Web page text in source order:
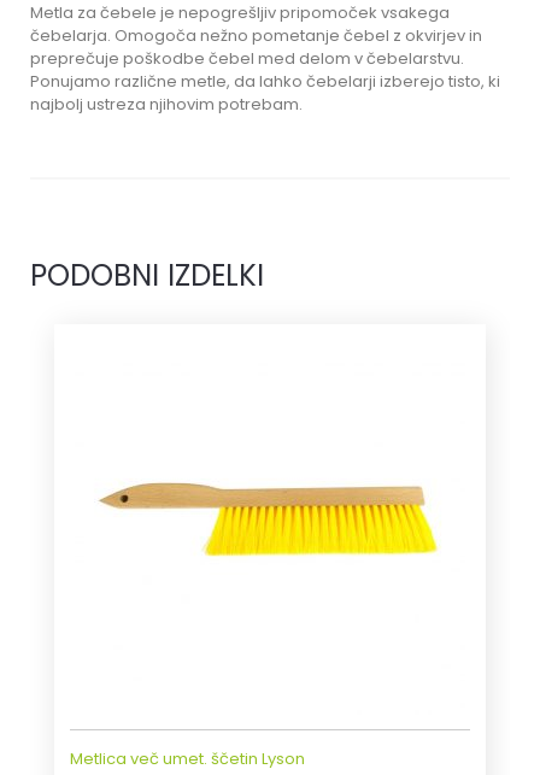
Metla za čebele je nepogrešljiv pripomoček vsakega
čebelarja. Omogoča nežno pometanje čebel z okvirjev in
preprečuje poškodbe čebel med delom v čebelarstvu.
Ponujamo različne metle, da lahko čebelarji izberejo tisto, ki
najbolj ustreza njihovim potrebam.
PODOBNI IZDELKI
Metlica več umet. ščetin Lyson